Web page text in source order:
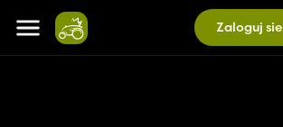
Zaloguj sie